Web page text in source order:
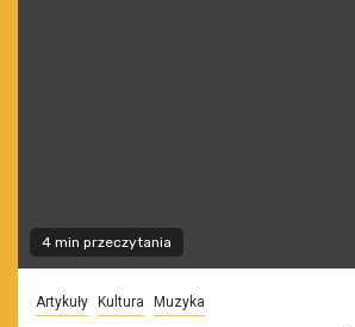
4 min przeczytania
Artykuły Kultura Muzyka